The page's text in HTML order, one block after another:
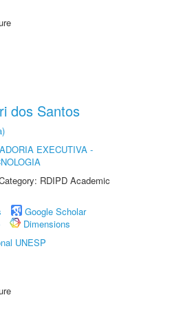
dos Santos
EXECUTIVA -
RDIPD Academic
Google Scholar
Dimensions
UNESP